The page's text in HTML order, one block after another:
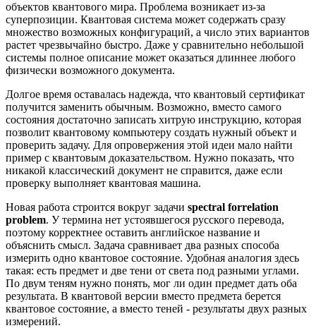
объектов квантового мира. Проблема возникает из-за
суперпозиции. Квантовая система может содержать сразу
множество возможных конфигураций, а число этих вариантов
растет чрезвычайно быстро. Даже у сравнительно небольшой
системы полное описание может оказаться длиннее любого
физически возможного документа.
Долгое время оставалась надежда, что квантовый сертификат
получится заменить обычным. Возможно, вместо самого
состояния достаточно записать хитрую инструкцию, которая
позволит квантовому компьютеру создать нужный объект и
проверить задачу. Для опровержения этой идеи мало найти
пример с квантовым доказательством. Нужно показать, что
никакой классический документ не справится, даже если
проверку выполняет квантовая машина.
Новая работа строится вокруг задачи spectral forrelation
problem. У термина нет устоявшегося русского перевода,
поэтому корректнее оставить английское название и
объяснить смысл. Задача сравнивает два разных способа
измерить одно квантовое состояние. Удобная аналогия здесь
такая: есть предмет и две тени от света под разными углами.
По двум теням нужно понять, мог ли один предмет дать оба
результата. В квантовой версии вместо предмета берется
квантовое состояние, а вместо теней - результаты двух разных
измерений.